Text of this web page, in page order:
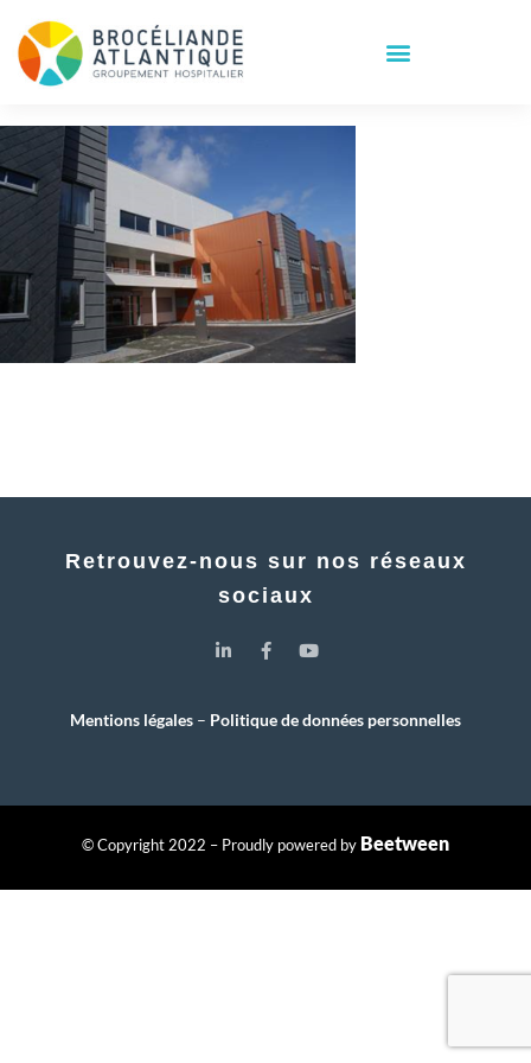
Retrouvez-nous sur nos réseaux
sociaux
Mentions légales – Politique de données personnelles
© Copyright 2022 – Proudly powered by Beetween